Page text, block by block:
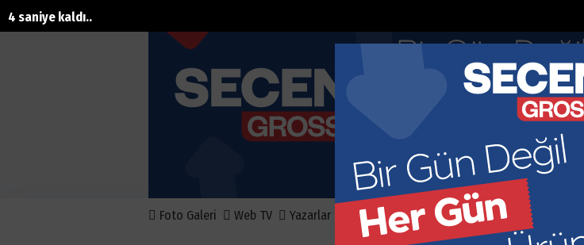
3 saniye kaldı..
Foto Galeri Web TV Yazarlar Anketler Nöbetçi Eczaneler